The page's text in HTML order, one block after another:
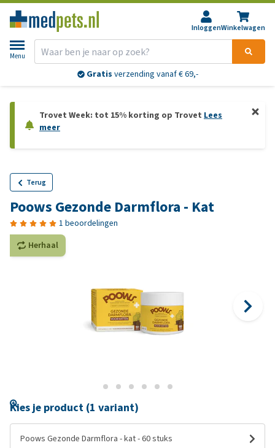
InloggenWinkelwagen
Menu
Gratis verzending vanaf € 69,-
Trovet Week: tot 15% korting op Trovet Lees
meer
Terug
Poows Gezonde Darmflora - Kat
1 beoordelingen
Herhaal
Kies je product (1 variant)
Poows Gezonde Darmflora - kat - 60 stuks